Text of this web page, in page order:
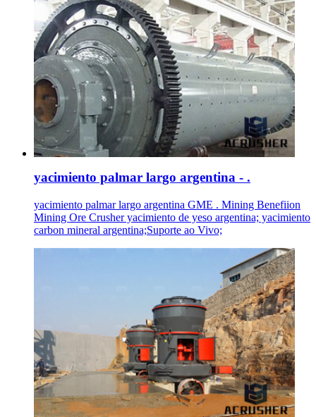
yacimiento palmar largo argentina - .
yacimiento palmar largo argentina GME . Mining Benefiion
Mining Ore Crusher yacimiento de yeso argentina; yacimiento
carbon mineral argentina;Suporte ao Vivo;